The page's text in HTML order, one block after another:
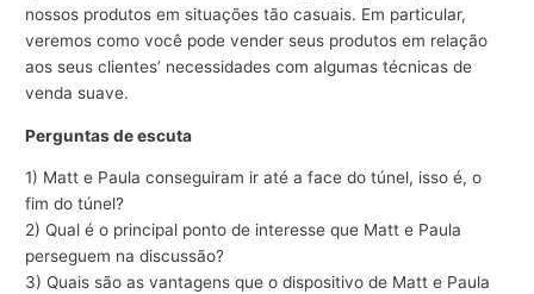
nossos produtos em situações tão casuais. Em particular,
veremos como você pode vender seus produtos em relação
aos seus clientes’ necessidades com algumas técnicas de
venda suave.
Perguntas de escuta
1) Matt e Paula conseguiram ir até a face do túnel, isso é, o
fim do túnel?
2) Qual é o principal ponto de interesse que Matt e Paula
perseguem na discussão?
3) Quais são as vantagens que o dispositivo de Matt e Paula